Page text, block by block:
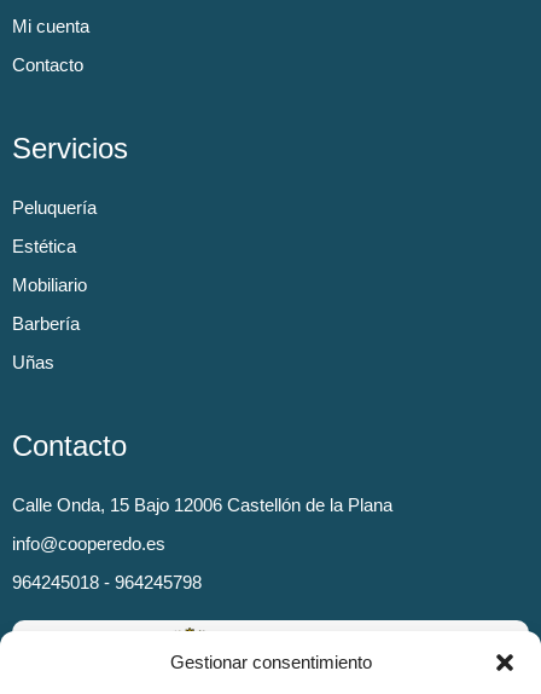
Gestionar consentimiento
Mi cuenta
Contacto
Servicios
Peluquería
Estética
Mobiliario
Barbería
Uñas
Contacto
Calle Onda, 15 Bajo 12006 Castellón de la Plana
info@cooperedo.es
964245018 - 964245798